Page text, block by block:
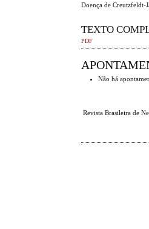
Doença de Creutzfeldt-
TEXTO
PDF
Não há
Revista Brasileira de